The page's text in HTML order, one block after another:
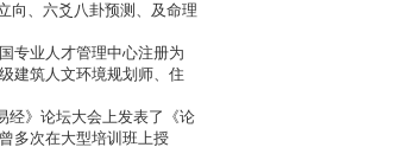
专业人才管理中心注册为
建筑人文环境规划师、住
经》论坛大会上发表了《论
多次在大型培训班上授